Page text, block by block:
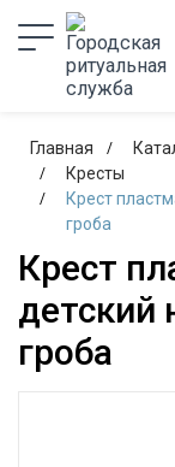
Главная
Кресты
Крест
гроба
Крест
детский
гроба